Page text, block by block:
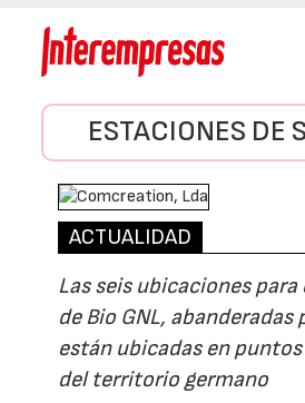
ESTACIONES DE
ACTUALIDAD
Las seis ubicaciones
de Bio GNL, abanderadas
están ubicadas en
del territorio germano